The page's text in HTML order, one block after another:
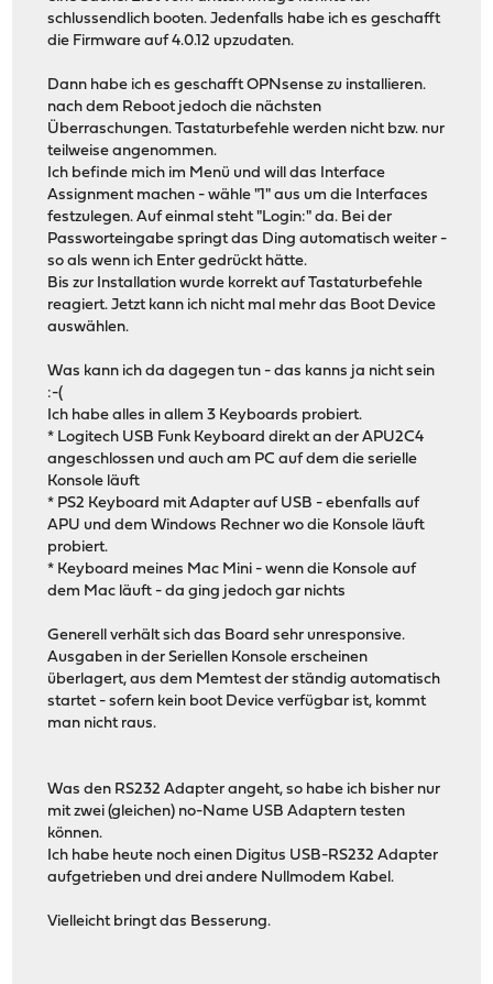
schlussendlich booten. Jedenfalls habe ich es geschafft
die Firmware auf 4.0.12 upzudaten.
Dann habe ich es geschafft OPNsense zu installieren.
nach dem Reboot jedoch die nächsten
Überraschungen. Tastaturbefehle werden nicht bzw. nur
teilweise angenommen.
Ich befinde mich im Menü und will das Interface
Assignment machen - wähle "1" aus um die Interfaces
festzulegen. Auf einmal steht "Login:" da. Bei der
Passworteingabe springt das Ding automatisch weiter -
so als wenn ich Enter gedrückt hätte.
Bis zur Installation wurde korrekt auf Tastaturbefehle
reagiert. Jetzt kann ich nicht mal mehr das Boot Device
auswählen.
Was kann ich da dagegen tun - das kanns ja nicht sein
:-(
Ich habe alles in allem 3 Keyboards probiert.
* Logitech USB Funk Keyboard direkt an der APU2C4
angeschlossen und auch am PC auf dem die serielle
Konsole läuft
* PS2 Keyboard mit Adapter auf USB - ebenfalls auf
APU und dem Windows Rechner wo die Konsole läuft
probiert.
* Keyboard meines Mac Mini - wenn die Konsole auf
dem Mac läuft - da ging jedoch gar nichts
Generell verhält sich das Board sehr unresponsive.
Ausgaben in der Seriellen Konsole erscheinen
überlagert, aus dem Memtest der ständig automatisch
startet - sofern kein boot Device verfügbar ist, kommt
man nicht raus.
Was den RS232 Adapter angeht, so habe ich bisher nur
mit zwei (gleichen) no-Name USB Adaptern testen
können.
Ich habe heute noch einen Digitus USB-RS232 Adapter
aufgetrieben und drei andere Nullmodem Kabel.
Vielleicht bringt das Besserung.